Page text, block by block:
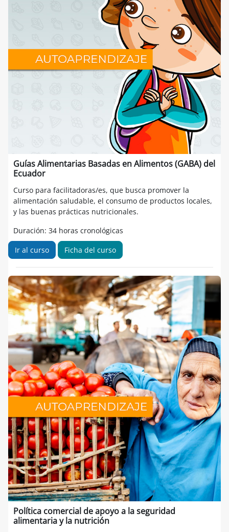
Guías Alimentarias Basadas en Alimentos (GABA) del
Ecuador
Curso para facilitadoras/es, que busca promover la
alimentación saludable, el consumo de productos locales,
y las buenas prácticas nutricionales.
Duración: 34 horas cronológicas
Ir al curso
Ficha del curso
Política comercial de apoyo a la seguridad
alimentaria y la nutrición